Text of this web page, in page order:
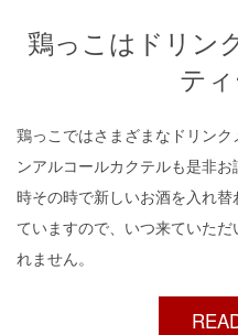
鶏っこはドリン
テ
鶏っこではさまざまなドリン
ンアルコールカクテルも是非
時その時で新しいお酒を入れ
ていますので、いつ来ていた
れません。